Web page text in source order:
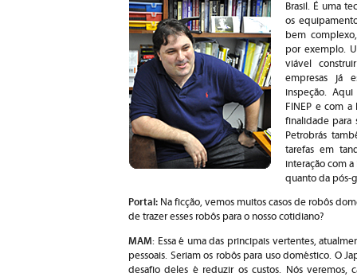
Brasil. É uma
os
bem
por exemplo.
viável
empresas já
inspeção.
FINEP e com a
finalidade para
Petrobrás
tarefas em
interação com
quanto da pós-
Portal: Na ficção, vemos muitos casos de robôs
de trazer esses robôs para o nosso cotidiano?
MAM: Essa é uma das principais vertentes,
pessoais. Seriam os robôs para uso doméstico. O
desafio deles é reduzir os custos. Nós veremos,